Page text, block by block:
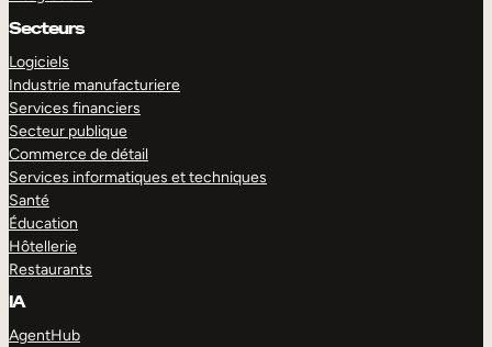
Secteurs
Logiciels
Industrie manufacturiere
Services financiers
Secteur publique
Commerce de détail
Services informatiques et techniques
Santé
Éducation
Hôtellerie
Restaurants
IA
AgentHub